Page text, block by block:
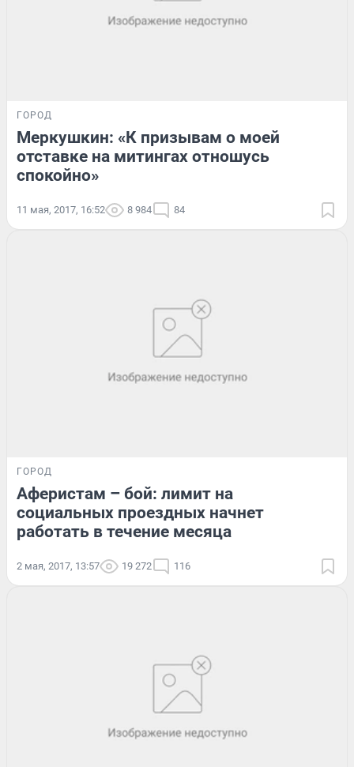
ГОРОД
Меркушкин: «К призывам о моей
отставке на митингах отношусь
спокойно»
11 мая, 2017, 16:52 8 984 84
ГОРОД
Аферистам – бой: лимит на
социальных проездных начнет
работать в течение месяца
2 мая, 2017, 13:57 19 272 116